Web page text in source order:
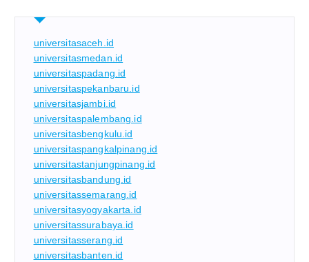
universitasaceh.id
universitasmedan.id
universitaspadang.id
universitaspekanbaru.id
universitasjambi.id
universitaspalembang.id
universitasbengkulu.id
universitaspangkalpinang.id
universitastanjungpinang.id
universitasbandung.id
universitassemarang.id
universitasyogyakarta.id
universitassurabaya.id
universitasserang.id
universitasbanten.id